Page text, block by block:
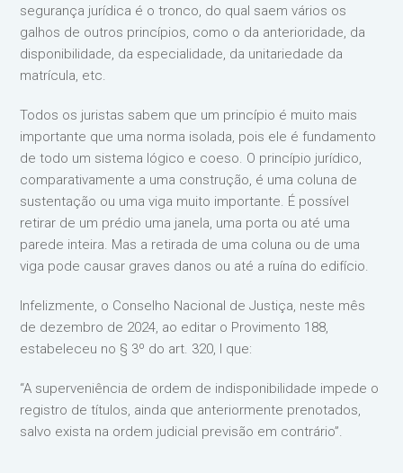
segurança jurídica é o tronco, do qual saem vários os
galhos de outros princípios, como o da anterioridade, da
disponibilidade, da especialidade, da unitariedade da
matrícula, etc.
Todos os juristas sabem que um princípio é muito mais
importante que uma norma isolada, pois ele é fundamento
de todo um sistema lógico e coeso. O princípio jurídico,
comparativamente a uma construção, é uma coluna de
sustentação ou uma viga muito importante. É possível
retirar de um prédio uma janela, uma porta ou até uma
parede inteira. Mas a retirada de uma coluna ou de uma
viga pode causar graves danos ou até a ruína do edifício.
Infelizmente, o Conselho Nacional de Justiça, neste mês
de dezembro de 2024, ao editar o Provimento 188,
estabeleceu no § 3º do art. 320, I que:
“A superveniência de ordem de indisponibilidade impede o
registro de títulos, ainda que anteriormente prenotados,
salvo exista na ordem judicial previsão em contrário”.